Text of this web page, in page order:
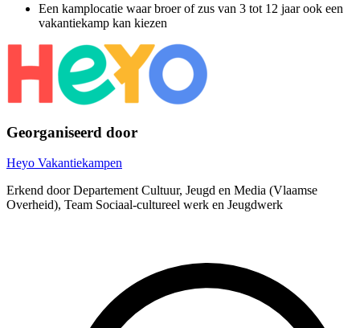
Een kamplocatie waar broer of zus van 3 tot 12 jaar ook een
vakantiekamp kan kiezen
Georganiseerd door
Heyo Vakantiekampen
Erkend door Departement Cultuur, Jeugd en Media (Vlaamse
Overheid), Team Sociaal-cultureel werk en Jeugdwerk